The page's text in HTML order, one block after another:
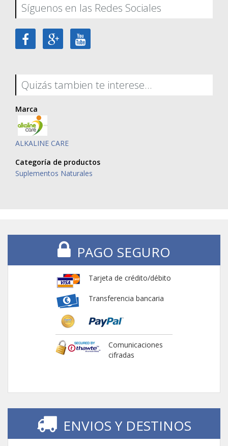
Síguenos en las Redes Sociales
Quizás tambien te interese...
Marca
ALKALINE CARE
Categoría de productos
Suplementos Naturales
PAGO SEGURO
Tarjeta de crédito/débito
Transferencia bancaria
Comunicaciones
cifradas
ENVIOS Y DESTINOS